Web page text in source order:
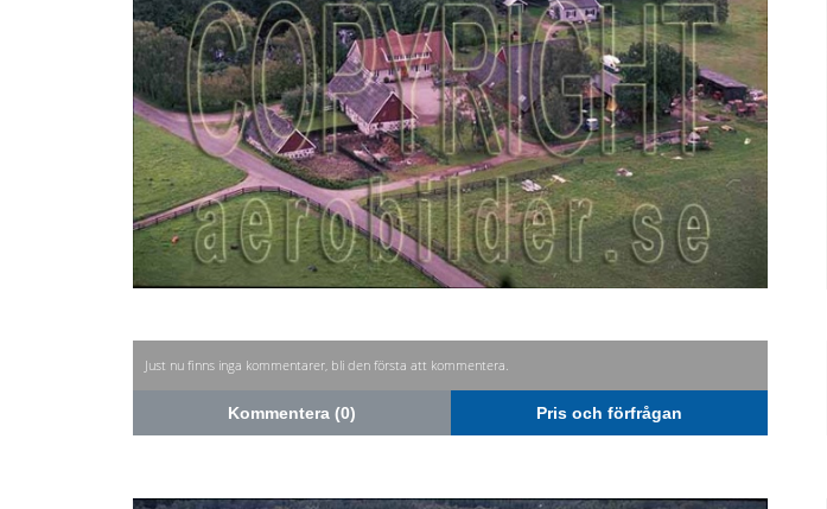
Just nu finns inga kommentarer, bli den första att kommentera.
Kommentera (0) Pris och förfrågan